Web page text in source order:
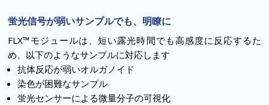
蛍光信号が弱いサンプルでも、明瞭に
FLX™モジュールは、短い露光時間でも高感度に反応するた
め、以下のようなサンプルに対応します
抗体反応が弱いオルガノイド
染色が困難なサンプル
蛍光センサーによる微量分子の可視化